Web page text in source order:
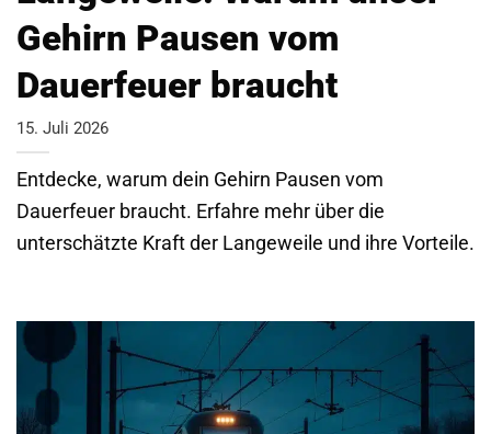
Gehirn Pausen vom
Dauerfeuer braucht
15. Juli 2026
Entdecke, warum dein Gehirn Pausen vom
Dauerfeuer braucht. Erfahre mehr über die
unterschätzte Kraft der Langeweile und ihre Vorteile.